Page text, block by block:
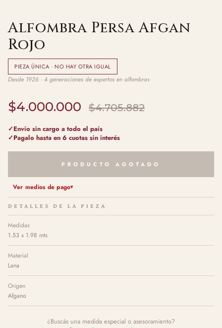
Alfombra Persa Afgan
Rojo
PIEZA ÚNICA · NO HAY OTRA IGUAL
Desde 1926 · 4 generaciones de expertos en alfombras
$4.000.000 $4.705.882
Envío sin cargo a todo el país
Pagalo hasta en 6 cuotas sin interés
PRODUCTO AGOTADO
Ver medios de pago
DETALLES DE LA PIEZA
Medidas
1.53 x 1.98 mts
Material
Lana
Origen
Afgano
¿Buscás una medida especial o asesoramiento?